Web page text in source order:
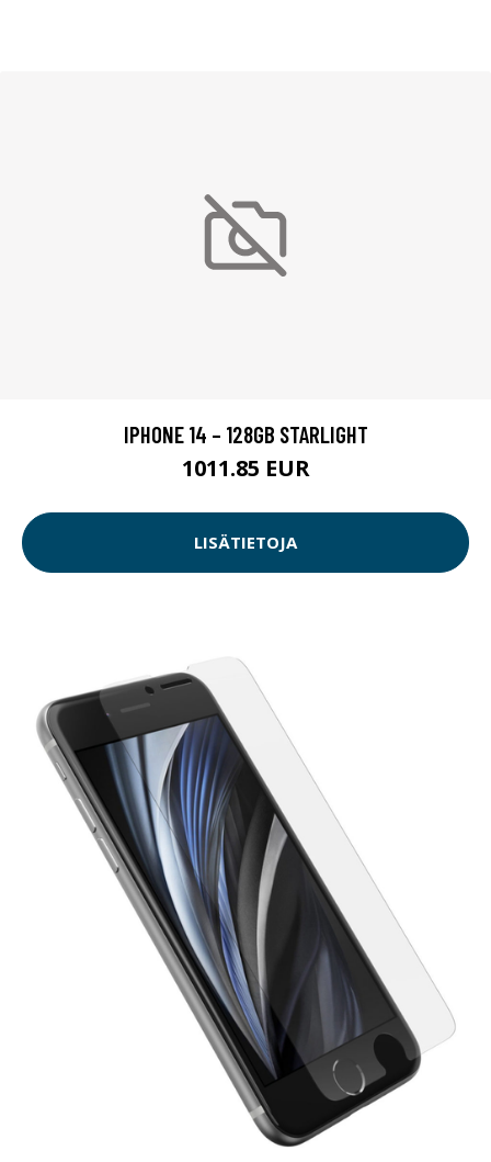
IPHONE 14 – 128GB STARLIGHT
1011.85 EUR
LISÄTIETOJA